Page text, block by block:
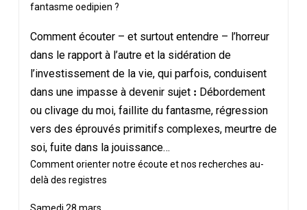
fantasme oedipien ?
Comment écouter – et surtout entendre – l’horreur
dans le rapport à l’autre et la sidération de
l’investissement de la vie, qui parfois, conduisent
dans une impasse à devenir sujet : Débordement
ou clivage du moi, faillite du fantasme, régression
vers des éprouvés primitifs complexes, meurtre de
soi, fuite dans la jouissance…
Comment orienter notre écoute et nos recherches au-
delà des registres